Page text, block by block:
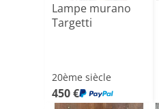
Lampe murano
Targetti
20ème siècle
450 €